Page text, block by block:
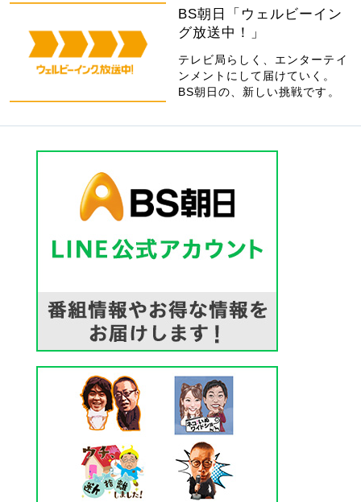
BS朝日「ウェルビーイン
グ放送中！」
テレビ局らしく、エンターテイ
ンメントにして届けていく。
BS朝日の、新しい挑戦です。